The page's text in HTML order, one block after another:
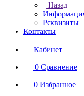
Назад
Реквизиты
Контакты
Кабинет
0 Сравнение
0 Избранное